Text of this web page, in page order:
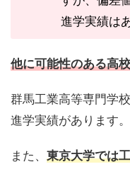
進学実績は
他に可能性のある高
群馬工業高等専門学
進学実績があります。
また、 東京大学では